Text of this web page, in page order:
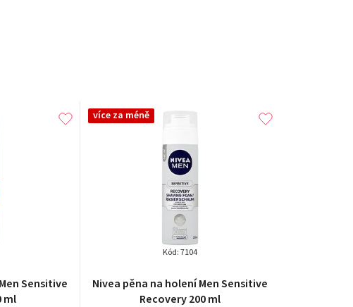
Sensitive
ml
více za méně
Nivea pěna na holení Men Sensitive
Recovery 200 ml
Kód:7104